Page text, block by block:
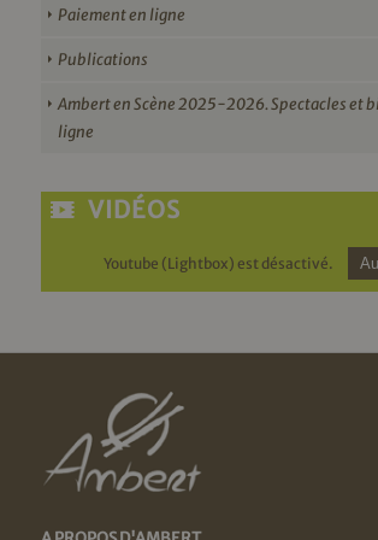
Paiement en ligne
Publications
Ambert en Scène 2025-2026. Spectacles et
ligne
VIDÉOS
Youtube (Lightbox) est désactivé.